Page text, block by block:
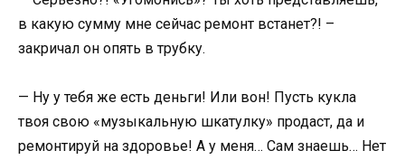
в какую сумму мне сейчас ремонт встанет?! –
закричал он опять в трубку.
— Ну у тебя же есть деньги! Или вон! Пусть кукла
твоя свою «музыкальную шкатулку» продаст, да и
ремонтируй на здоровье! А у меня… Сам знаешь… Нет